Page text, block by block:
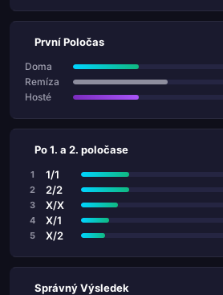
První Poločas
Doma
Remíza
Hosté
Po 1. a 2. poločase
1 1/1
2 2/2
3 X/X
4 X/1
5 X/2
Správný Výsledek